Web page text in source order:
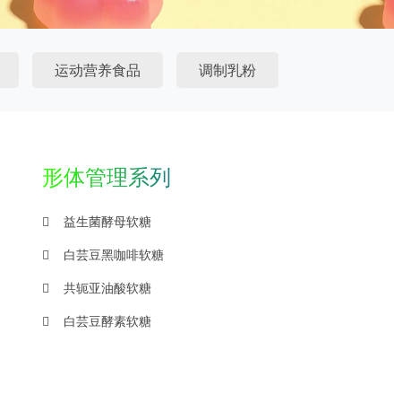
运动营养食品 调制乳粉
形体管理系列
益生菌酵母软糖
白芸豆黑咖啡软糖
共轭亚油酸软糖
白芸豆酵素软糖